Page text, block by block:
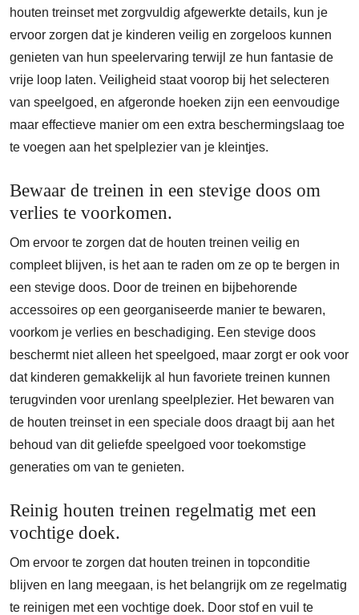
houten treinset met zorgvuldig afgewerkte details, kun je
ervoor zorgen dat je kinderen veilig en zorgeloos kunnen
genieten van hun speelervaring terwijl ze hun fantasie de
vrije loop laten. Veiligheid staat voorop bij het selecteren
van speelgoed, en afgeronde hoeken zijn een eenvoudige
maar effectieve manier om een extra beschermingslaag toe
te voegen aan het spelplezier van je kleintjes.
Bewaar de treinen in een stevige doos om
verlies te voorkomen.
Om ervoor te zorgen dat de houten treinen veilig en
compleet blijven, is het aan te raden om ze op te bergen in
een stevige doos. Door de treinen en bijbehorende
accessoires op een georganiseerde manier te bewaren,
voorkom je verlies en beschadiging. Een stevige doos
beschermt niet alleen het speelgoed, maar zorgt er ook voor
dat kinderen gemakkelijk al hun favoriete treinen kunnen
terugvinden voor urenlang speelplezier. Het bewaren van
de houten treinset in een speciale doos draagt bij aan het
behoud van dit geliefde speelgoed voor toekomstige
generaties om van te genieten.
Reinig houten treinen regelmatig met een
vochtige doek.
Om ervoor te zorgen dat houten treinen in topconditie
blijven en lang meegaan, is het belangrijk om ze regelmatig
te reinigen met een vochtige doek. Door stof en vuil te